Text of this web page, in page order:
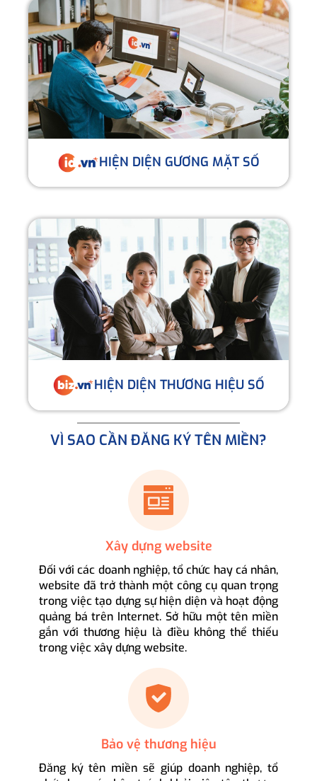
HIỆN DIỆN GƯƠNG MẶT SỐ
HIỆN DIỆN THƯƠNG HIỆU SỐ
VÌ SAO CẦN ĐĂNG KÝ TÊN MIỀN?
Xây dựng website
Đối với các doanh nghiệp, tổ chức hay cá nhân,
website đã trở thành một công cụ quan trọng
trong việc tạo dựng sự hiện diện và hoạt động
quảng bá trên Internet. Sở hữu một tên miền
gắn với thương hiệu là điều không thể thiếu
trong việc xây dựng website.
Bảo vệ thương hiệu
Đăng ký tên miền sẽ giúp doanh nghiệp, tổ